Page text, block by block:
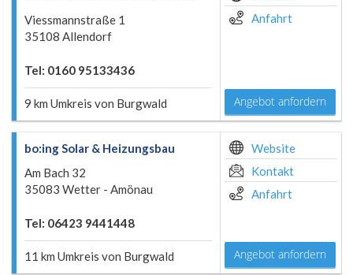
Viessmannstraße 1
35108 Allendorf
Tel: 0160 95133436
9 km Umkreis von Burgwald
Anfahrt
Angebot anfordern
bo:ing Solar & Heizungsbau
Am Bach 32
35083 Wetter - Amönau
Tel: 06423 9441448
11 km Umkreis von Burgwald
Website
Kontakt
Anfahrt
Angebot anfordern